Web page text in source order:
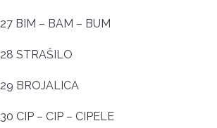
27 BIM – BAM – BUM
28 STRAŠILO
29 BROJALICA
30 CIP – CIP – CIPELE